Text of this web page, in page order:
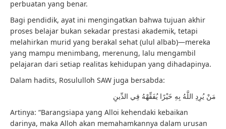
perbuatan yang benar.
Bagi pendidik, ayat ini mengingatkan bahwa tujuan akhir
proses belajar bukan sekadar prestasi akademik, tetapi
melahirkan murid yang berakal sehat (ulul albab)—mereka
yang mampu menimbang, merenung, lalu mengambil
pelajaran dari setiap realitas kehidupan yang dihadapinya.
Dalam hadits, Rosululloh SAW juga bersabda:
مَنْ يُرِدِ اللَّهُ بِهِ خَيْرًا يُفَقِّهْهُ فِي الدِّينِ
Artinya: “Barangsiapa yang Alloi kehendaki kebaikan
darinya, maka Alloh akan memahamkannya dalam urusan